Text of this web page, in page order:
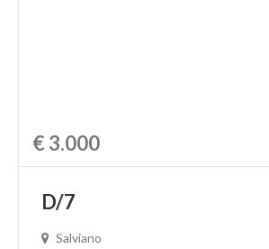
€ 3.000
D/7
Salviano